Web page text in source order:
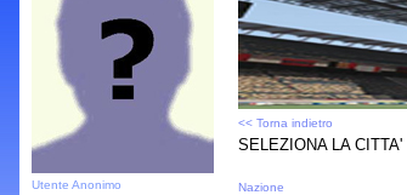
Utente Anonimo
<< Torna indietro
SELEZIONA LA CITTA'
Nazione